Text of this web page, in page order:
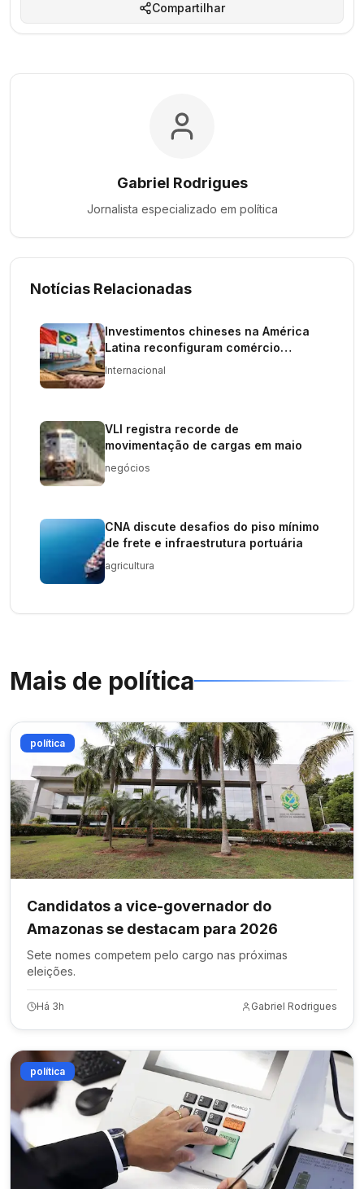
Compartilhar
Gabriel Rodrigues
Jornalista especializado em política
Notícias Relacionadas
Investimentos chineses na América
Latina reconfiguram comércio
agrícola e rotas de grãos
Internacional
VLI registra recorde de
movimentação de cargas em maio
negócios
CNA discute desafios do piso mínimo
de frete e infraestrutura portuária
agricultura
Mais de política
política
Candidatos a vice-governador do
Amazonas se destacam para 2026
Sete nomes competem pelo cargo nas próximas
eleições.
Há 3h Gabriel Rodrigues
política